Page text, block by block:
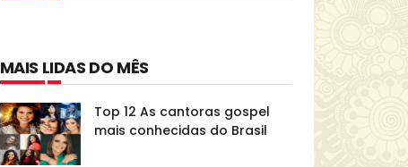
MAIS LIDAS DO MÊS
Top 12 As cantoras gospel
mais conhecidas do Brasil